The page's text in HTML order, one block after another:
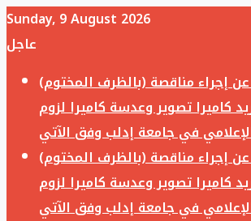
Sunday, 9 August 2026
عاجل
إجراء مناقصة (بالظرف المختوم)
كاميرا تصوير وعدسة كاميرا لزوم
إجراء مناقصة (بالظرف المختوم)
كاميرا تصوير وعدسة كاميرا لزوم